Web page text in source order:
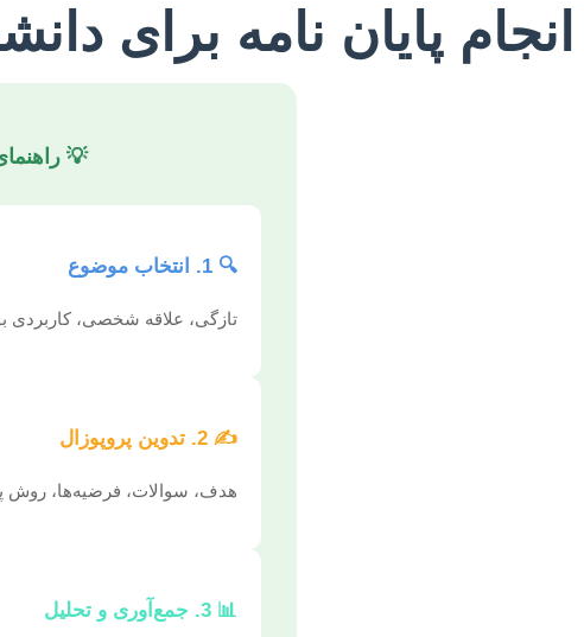
انجام پایان نامه برای
💡
🔍 1. انتخاب موضوع
تازگی، علاقه شخصی، کاربردی
✍️ 2. تدوین پروپوزال
هدف، سوالات، فرضیه‌ها، روش
📊 3. جمع‌آوری و تحلیل